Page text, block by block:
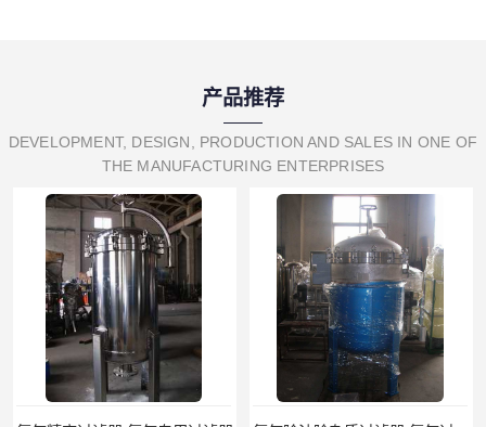
产品推荐
DEVELOPMENT, DESIGN, PRODUCTION AND SALES IN ONE OF
THE MANUFACTURING ENTERPRISES